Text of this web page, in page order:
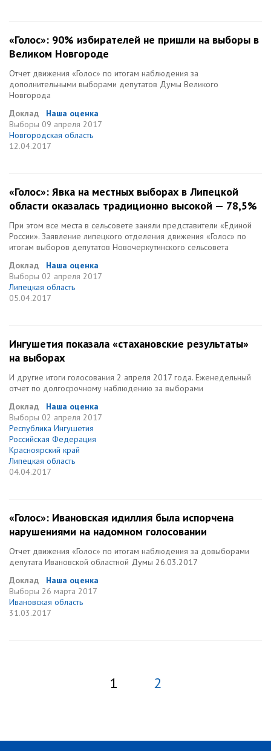
«Голос»: 90% избирателей не пришли на выборы в
Великом Новгороде
Отчет движения «Голос» по итогам наблюдения за
дополнительными выборами депутатов Думы Великого
Новгорода
Доклад
Наша оценка
Выборы 09 апреля 2017
Новгородская область
12.04.2017
«Голос»: Явка на местных выборах в Липецкой
области оказалась традиционно высокой — 78,5%
При этом все места в сельсовете заняли представители «Единой
России». Заявление липецкого отделения движения «Голос» по
итогам выборов депутатов Новочеркутинского сельсовета
Доклад
Наша оценка
Выборы 02 апреля 2017
Липецкая область
05.04.2017
Ингушетия показала «стахановские результаты»
на выборах
И другие итоги голосования 2 апреля 2017 года. Еженедельный
отчет по долгосрочному наблюдению за выборами
Доклад
Наша оценка
Выборы 02 апреля 2017
Республика Ингушетия
Российская Федерация
Красноярский край
Липецкая область
04.04.2017
«Голос»: Ивановская идиллия была испорчена
нарушениями на надомном голосовании
Отчет движения «Голос» по итогам наблюдения за довыборами
депутата Ивановской областной Думы 26.03.2017
Доклад
Наша оценка
Выборы 26 марта 2017
Ивановская область
31.03.2017
1 2